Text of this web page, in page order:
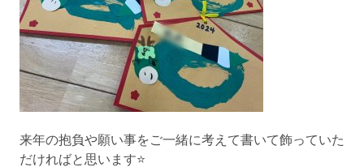
来年の抱負や願い事をご一緒に考えて書いて飾っていた
だければと思います⭐️